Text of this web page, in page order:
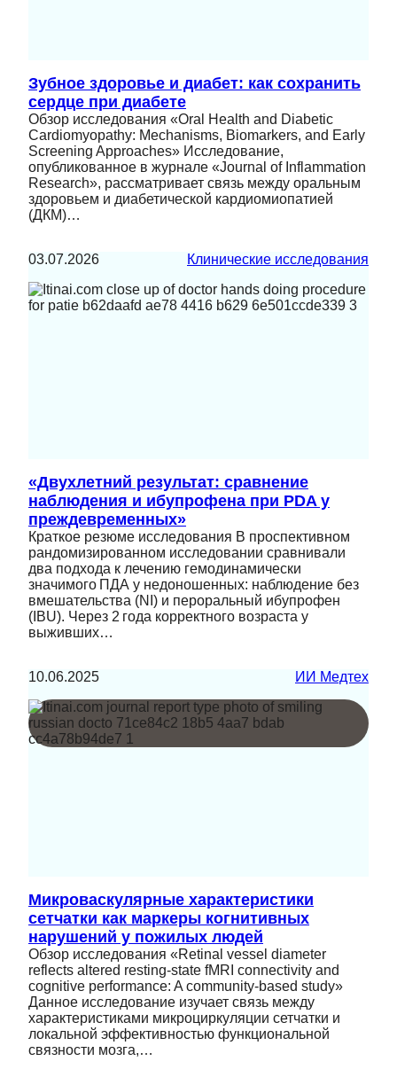
Зубное здоровье и диабет: как сохранить
сердце при диабете
Обзор исследования «Oral Health and Diabetic
Cardiomyopathy: Mechanisms, Biomarkers, and Early
Screening Approaches» Исследование,
опубликованное в журнале «Journal of Inflammation
Research», рассматривает связь между оральным
здоровьем и диабетической кардиомиопатией
(ДКМ)…
03.07.2026 Клинические исследования
«Двухлетний результат: сравнение
наблюдения и ибупрофена при PDA у
преждевременных»
Краткое резюме исследования В проспективном
рандомизированном исследовании сравнивали
два подхода к лечению гемодинамически
значимого ПДА у недоношенных: наблюдение без
вмешательства (NI) и пероральный ибупрофен
(IBU). Через 2 года корректного возраста у
выживших…
10.06.2025 ИИ Медтех
Микроваскулярные характеристики
сетчатки как маркеры когнитивных
нарушений у пожилых людей
Обзор исследования «Retinal vessel diameter
reflects altered resting-state fMRI connectivity and
cognitive performance: A community-based study»
Данное исследование изучает связь между
характеристиками микроциркуляции сетчатки и
локальной эффективностью функциональной
связности мозга,…